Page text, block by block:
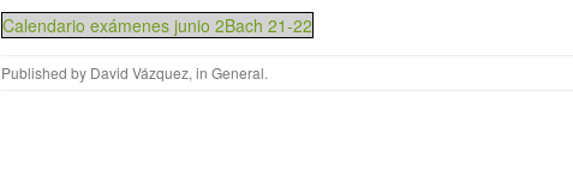
Calendario exámenes junio 2Bach 21-22
Published by David Vázquez, in General.